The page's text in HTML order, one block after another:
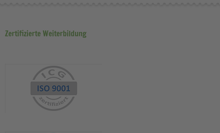
Zertifizierte Weiterbildung